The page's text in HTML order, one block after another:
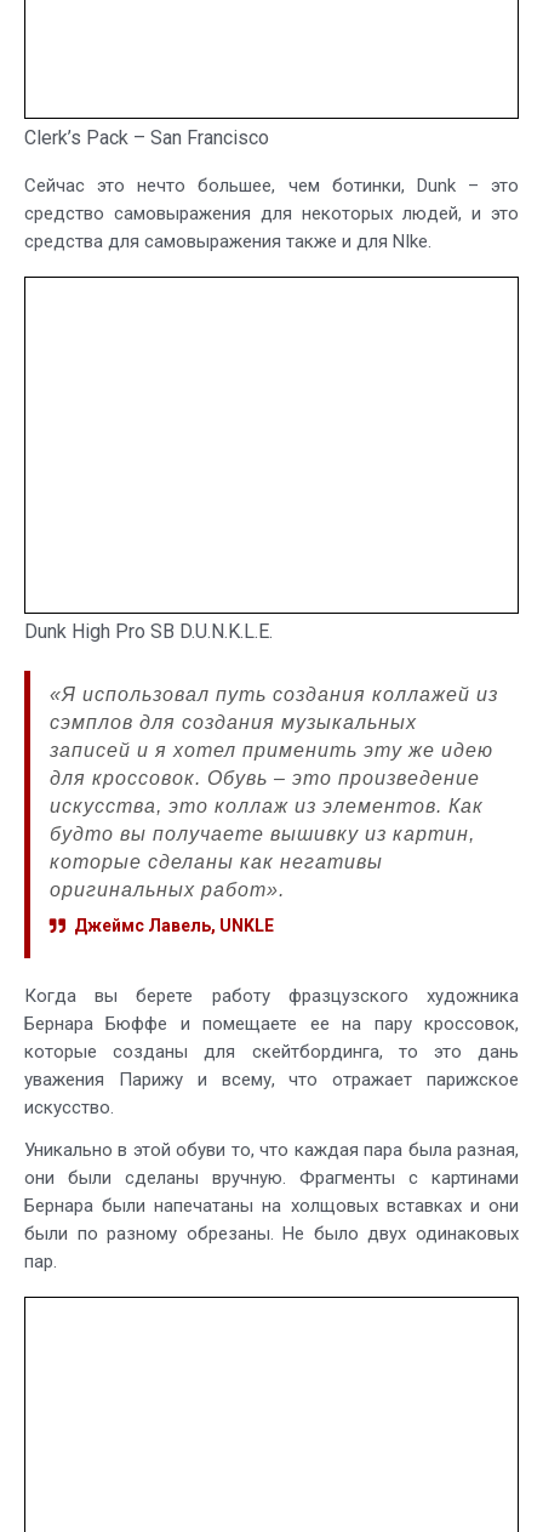
Clerk’s Pack – San Francisco
Сейчас это нечто большее, чем ботинки, Dunk – это
средство самовыражения для некоторых людей, и это
средства для самовыражения также и для NIke.
Dunk High Pro SB D.U.N.K.L.E.
«Я использовал путь создания коллажей из
сэмплов для создания музыкальных
записей и я хотел применить эту же идею
для кроссовок. Обувь – это произведение
искусства, это коллаж из элементов. Как
будто вы получаете вышивку из картин,
которые сделаны как негативы
оригинальных работ».
Джеймс Лавель, UNKLE
Когда вы берете работу фразцузского художника
Бернара Бюффе и помещаете ее на пару кроссовок,
которые созданы для скейтбординга, то это дань
уважения Парижу и всему, что отражает парижское
искусство.
Уникально в этой обуви то, что каждая пара была разная,
они были сделаны вручную. Фрагменты с картинами
Бернара были напечатаны на холщовых вставках и они
были по разному обрезаны. Не было двух одинаковых
пар.